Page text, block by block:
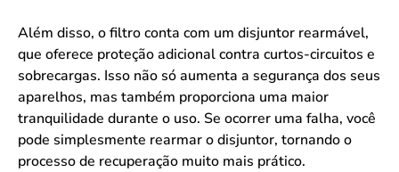
Além disso, o filtro conta com um disjuntor rearmável,
que oferece proteção adicional contra curtos-circuitos e
sobrecargas. Isso não só aumenta a segurança dos seus
aparelhos, mas também proporciona uma maior
tranquilidade durante o uso. Se ocorrer uma falha, você
pode simplesmente rearmar o disjuntor, tornando o
processo de recuperação muito mais prático.